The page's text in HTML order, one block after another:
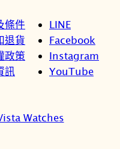
條件
退貨
政策
訊
LINE
Facebook
Instagram
YouTube
Watches